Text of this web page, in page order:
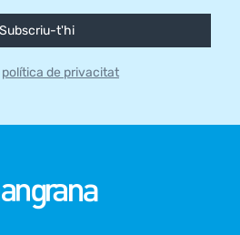
Subscriu-t'hi
política de privacitat